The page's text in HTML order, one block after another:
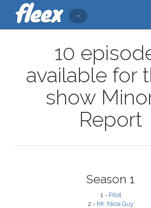
10
available for
show
Report
Season 1
1 - Pilot
2 - Mr. Nice Guy